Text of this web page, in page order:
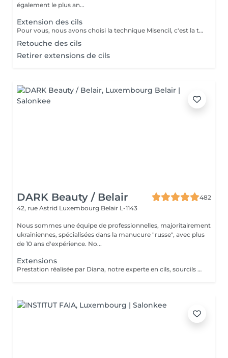
également le plus an...
Extension des cils
Pour vous, nous avons choisi la technique Misencil, c'est la technique avec des valeurs sûres pour sublimer votre regard. Ensemble avec vous, nos techniciennes formes cette technique vont décider quelle pose vous faire. Que ce soit une pose de découverte, avec quelques cils posés sur les cils extérieurs ou une pose complète de star, avec laquelle vous serez éblouissante ! Ou encore une pose de volume russe pour les plus audacieuses ! Parce que vos yeux, c'est précieux ! Les avantages de Misencil: La protection maximale des yeux: La technique Misencils exige l'application de patchs en-dessous et au-dessus de l'oeil pour votre confort. Le respect du cil naturel : une analyse indispensable afin de choisir les bons cils. Des extensions synthétiques, hypoallergéniques qui ne comportent aucun additif chimique, ni matière animale. Les cils Misencil sont souples et confortables. L'application cil à cil répond aux exigeances de toutes femmes ainsi qu'à leur sécurité.
Retouche des cils
Retirer extensions de cils
DARK Beauty / Belair
482
42, rue Astrid Luxembourg Belair L-1143
Nous sommes une équipe de professionnelles, majoritairement
ukrainiennes, spécialisées dans la manucure "russe", avec plus
de 10 ans d'expérience. No...
Extensions
Prestation réalisée par Diana, notre experte en cils, sourcils et épilation, avec plus de 10 ans d'expérience, garantissant précision et résultats de haute qualité.